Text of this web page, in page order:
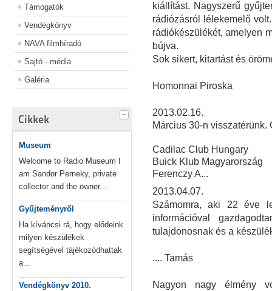
Támogatók
Vendégkönyv
NAVA filmhíradó
Sajtó - média
Galéria
Cikkek
Museum
Welcome to Radio Museum I
am Sandor Perneky, private
collector and the owner...
Gyűjteményről
Ha kíváncsi rá, hogy elődeink
milyen készülékek
segítségével tájékozódhattak
a...
Vendégkönyv 2010.
kiállítást. Nagyszerű
rádiózásról lélekemelő
rádiókészülékét, amelyen
bújva.
Sok sikert, kitartást és
Homonnai Piroska
2013.02.16.
Március 30-n
Cadilac Club Hungary
Buick Klub Magyarország
Ferenczy A...
2013.04.07.
Számomra, aki 22 éve
információval
tulajdonosnak és a
.... Tamás
Nagyon nagy élmény